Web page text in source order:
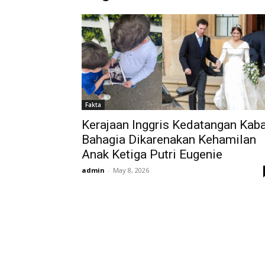
Fakta
Kerajaan Inggris Kedatangan
Bahagia Dikarenakan Kehamilan
Anak Ketiga Putri Eugenie
admin - May 8, 2026